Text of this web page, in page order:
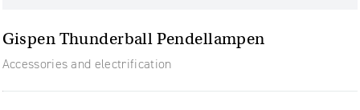
Gispen Thunderball Pendellampen
Accessories and electrification